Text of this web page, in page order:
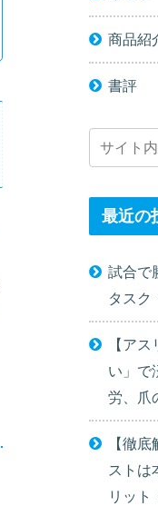
商品紹
書評
最近の
試合で
タスク
【ア
い」で
労、爪
【徹
ストは
リット